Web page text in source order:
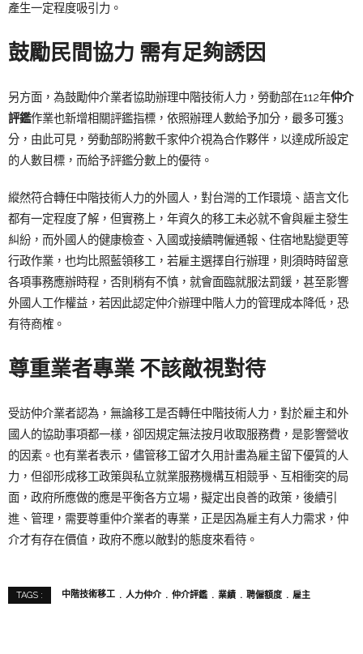
產生一定程度吸引力。
鼓勵民間協力 需有足夠誘因
另方面，為鼓勵仲介業者協助辦理中階技術人力，勞動部在112年仲介
評鑑作業也新增相關評鑑指標，依照辦理人數給予加分，最多可獲3
分，由此可見，勞動部盼將數千家仲介視為合作夥伴，以達成所設定
的人數目標，而給予評鑑分數上的優待。
縱然符合轉任中階技術人力的外國人，對台灣的工作環境、語言文化
都有一定程度了解，但實務上，年資久的移工未必就不會與雇主發生
糾紛，而外國人的健康檢查、入國或接續聘僱通報、住宿地點變更等
行政作業，也均比照藍領移工，若雇主選擇自行辦理，則須時時留意
各項事務應辦時程，否則稍有不慎，就會面臨就服法罰鍰，甚至影響
外國人工作權益，若因此認定仲介辦理中階人力的管理成本降低，恐
有待商榷。
尊重業者專業 不該敵視對待
受訪仲介業者認為，無論移工是否轉任中階技術人力，對於雇主和外
國人的協助事項都一樣，卻因規定無法按月收取服務費，是影響營收
的因素。也有業者表示，儘管移工留才久用計畫為雇主留下優質的人
力，但卻形成移工政策與私立就業服務機構互相競爭、互相衝突的局
面，政府所應做的應是平衡各方立場，擬定出良善的政策，後續引
進、管理，需要尊重仲介業者的專業，正是因為雇主有人力需求，仲
介才有存在價值，政府不應以敵對的態度來看待。
TAGS : 中階技術移工 人力仲介 仲介評鑑 業績 聘僱額度 雇主